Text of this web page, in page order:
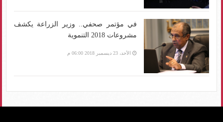
في مؤتمر صحفي.. وزير الزراعة يكشف
مشروعات 2018 التنموية
الأحد، 23 ديسمبر 2018 06:00 م